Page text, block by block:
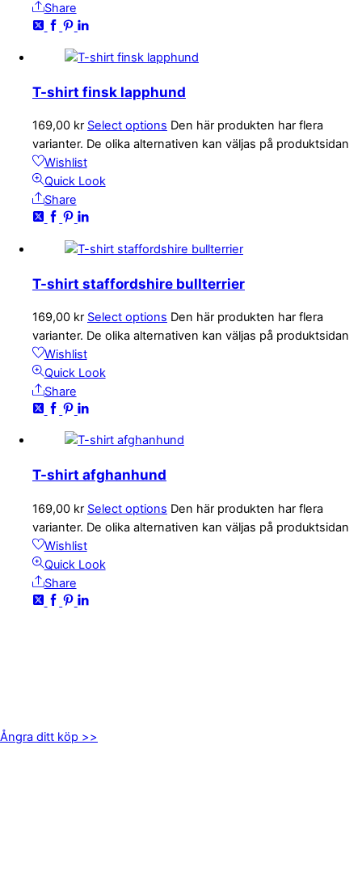
Share
T-shirt finsk lapphund
169,00 kr Select options Den här produkten har flera
varianter. De olika alternativen kan väljas på produktsidan
Wishlist
Quick Look
Share
T-shirt staffordshire bullterrier
169,00 kr Select options Den här produkten har flera
varianter. De olika alternativen kan väljas på produktsidan
Wishlist
Quick Look
Share
T-shirt afghanhund
169,00 kr Select options Den här produkten har flera
varianter. De olika alternativen kan väljas på produktsidan
Wishlist
Quick Look
Share
Ångra ditt köp >>